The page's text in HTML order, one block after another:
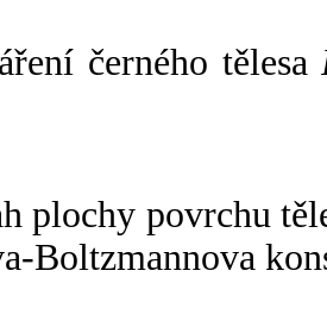
černého tělesa
plochy povrchu
Boltzmannova